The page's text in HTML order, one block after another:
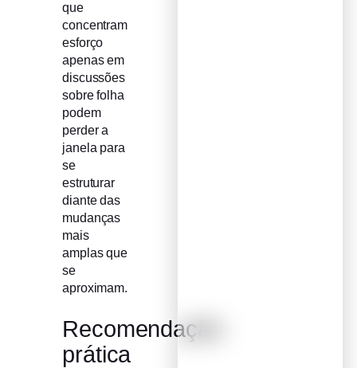
que
concentram
esforço
apenas em
discussões
sobre folha
podem
perder a
janela para
se
estruturar
diante das
mudanças
mais
amplas que
se
aproximam.
Recomendação
prática